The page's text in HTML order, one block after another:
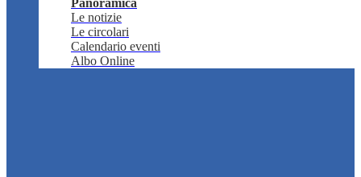
Panoramica
Le notizie
Le circolari
Calendario eventi
Albo Online